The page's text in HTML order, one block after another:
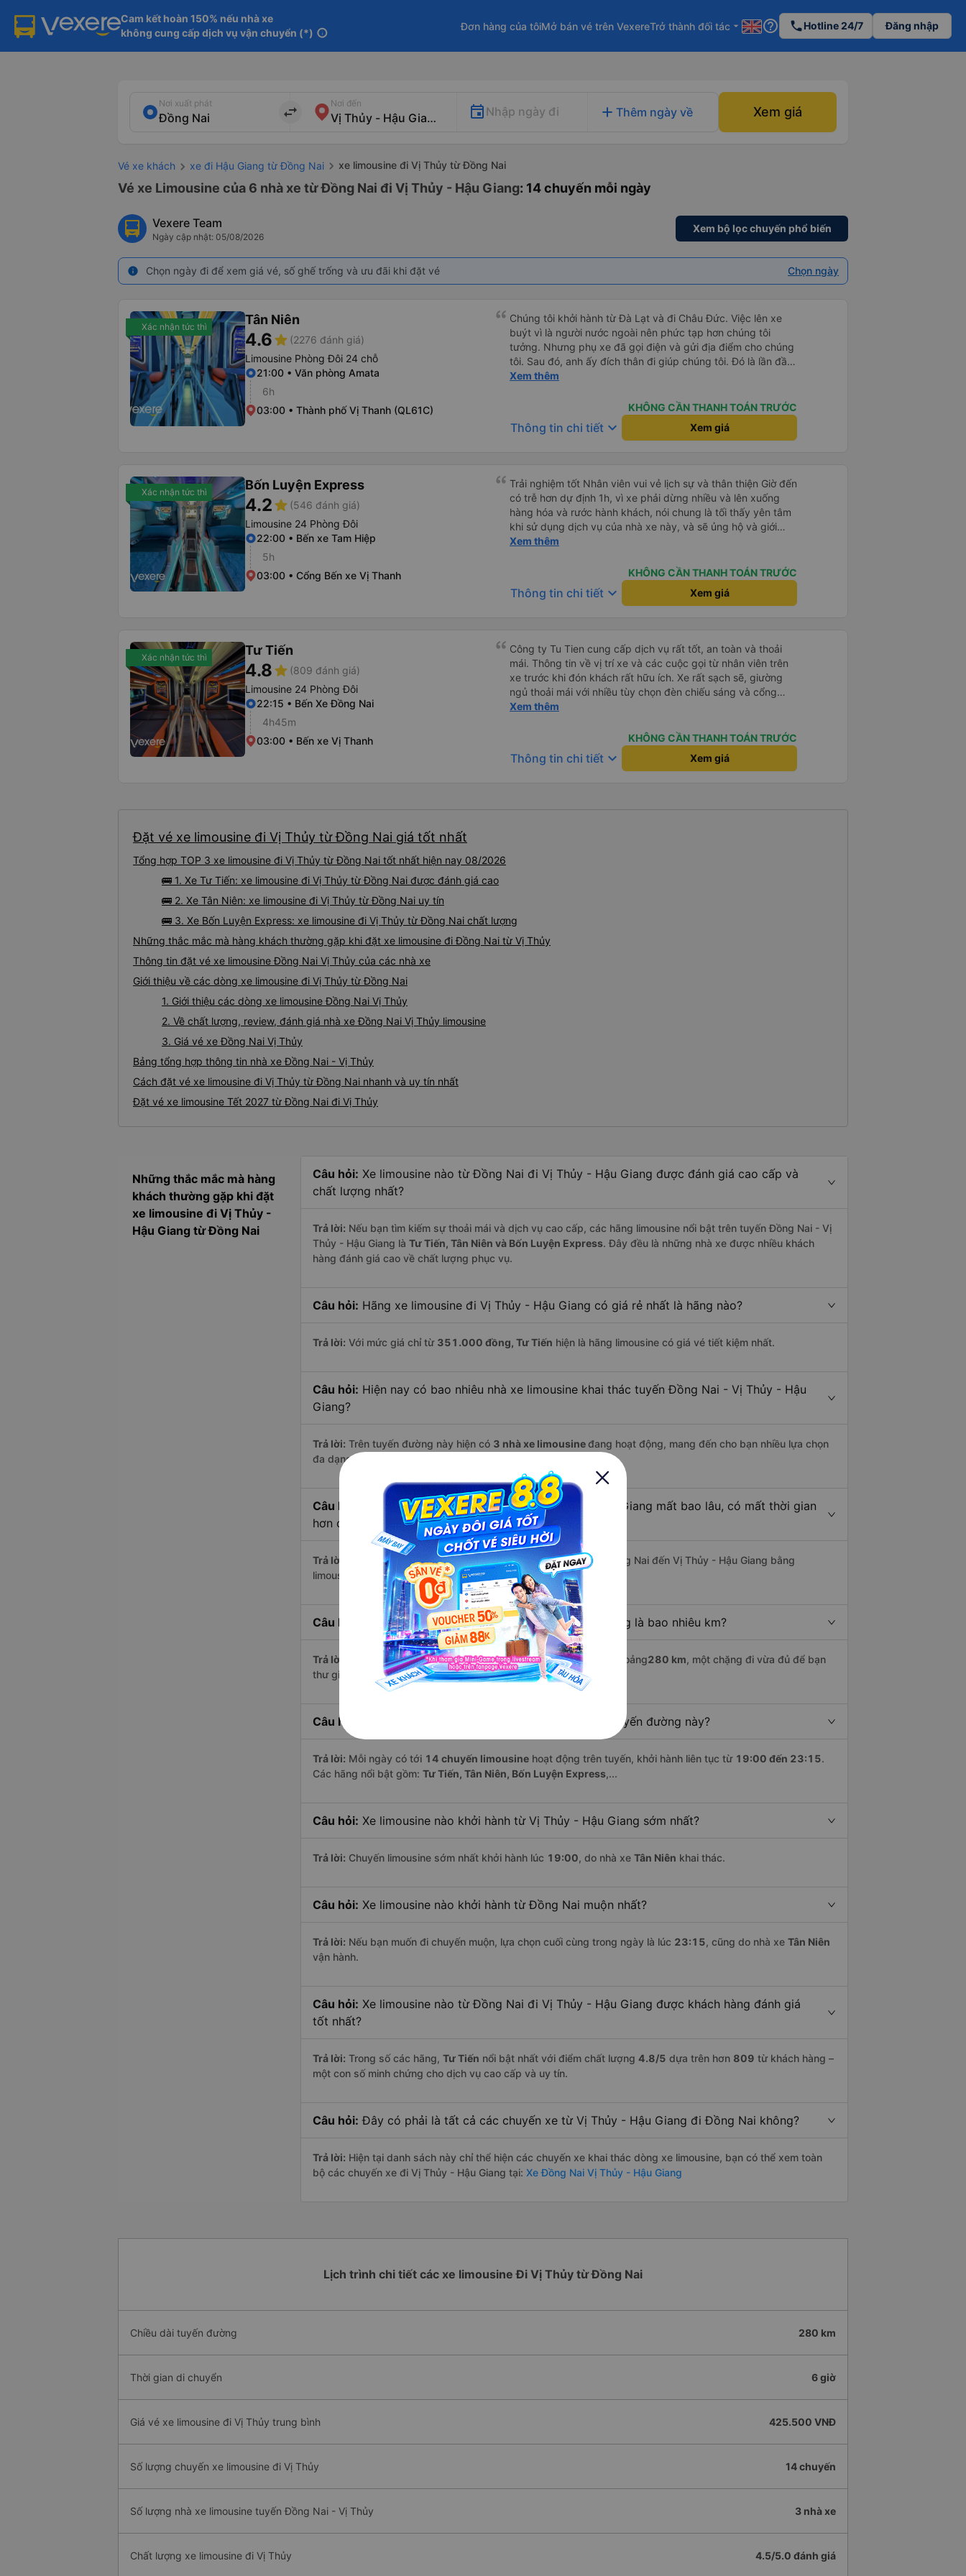
Cam kết hoàn 150% nếu nhà xe
không cung cấp dịch vụ vận chuyển (*) info
Đơn hàng của tôiMở bán vé trên VexereTrở thành đối tác arrow_drop_down help_outline phoneHotline 24/7 Đăng nhập
Nơi xuất phát
import_export
Nơi đến
Nhập ngày đi add Thêm ngày về Xem giá
Vé xe khách xe đi Hậu Giang từ Đồng Nai xe limousine đi Vị Thủy từ Đồng Nai
Vé xe Limousine của 6 nhà xe từ Đồng Nai đi Vị Thủy - Hậu Giang: 14 chuyến mỗi ngày
Vexere Team
Ngày cập nhật: 05/08/2026
Xem bộ lọc chuyến phổ biến
info Chọn ngày đi để xem giá vé, số ghế trống và ưu đãi khi đặt vé Chọn ngày
Xác nhận tức thì Tân Niên
4.6star (2276 đánh giá)
Limousine Phòng Đôi 24 chỗ
21:00 • Văn phòng Amata
6h
03:00 • Thành phố Vị Thanh (QL61C)
Chúng tôi khởi hành từ Đà Lạt và đi Châu Đức. Việc lên xe
buýt vì là người nước ngoài nên phức tạp hơn chúng tôi
tưởng. Nhưng phụ xe đã gọi điện và gửi địa điểm cho chúng
tôi. Sau đó, anh ấy đích thân đi giúp chúng tôi. Đó là lần đầu
tiên đi xe giường nằm với hai đứa trẻ nhỏ khá thú vị. Chúng
uống. Tôi rất ngạc nhiên khi xe dừng lại lúc nửa đêm ở Cần
Thơ và mọi người xuống xe ăn. Khi đến điểm dừng, họ đánh
thức chúng tôi dậy và đảm bảo chúng tôi đã sẵn sàng. Nhìn
Xem thêm
KHÔNG CẦN THANH TOÁN TRƯỚC
Thông tin chi tiết keyboard_arrow_down Xem giá
Xác nhận tức thì Bốn Luyện Express
4.2star (546 đánh giá)
Limousine 24 Phòng Đôi
22:00 • Bến xe Tam Hiệp
5h
03:00 • Cổng Bến xe Vị Thanh
Trải nghiệm tốt Nhân viên vui vẻ lịch sự và thân thiện Giờ đến
có trễ hơn dự định 1h, vì xe phải dừng nhiều và lên xuống
hàng hóa và rước hành khách, nói chung là tối thấy yên tâm
khi sử dụng dịch vụ của nhà xe này, và sẽ ủng hộ và giới
thiệu cho người thân sử dụng dịch vụ của nhà xe này
Xem thêm
KHÔNG CẦN THANH TOÁN TRƯỚC
Thông tin chi tiết keyboard_arrow_down Xem giá
Xác nhận tức thì Tư Tiến
4.8star (809 đánh giá)
Limousine 24 Phòng Đôi
22:15 • Bến Xe Đồng Nai
4h45m
03:00 • Bến xe Vị Thanh
Công ty Tu Tien cung cấp dịch vụ rất tốt, an toàn và thoải
mái. Thông tin về vị trí xe và các cuộc gọi từ nhân viên trên
xe trước khi đón khách rất hữu ích. Xe rất sạch sẽ, giường
ngủ thoải mái với nhiều tùy chọn đèn chiếu sáng và cổng
USB được đặt ở vị trí thuận tiện. Nhân viên rất lịch sự và xe
Xem thêm
KHÔNG CẦN THANH TOÁN TRƯỚC
Thông tin chi tiết keyboard_arrow_down Xem giá
Đặt vé xe limousine đi Vị Thủy từ Đồng Nai giá tốt nhất
Tổng hợp TOP 3 xe limousine đi Vị Thủy từ Đồng Nai tốt nhất hiện nay 08/2026
🚌 1. Xe Tư Tiến: xe limousine đi Vị Thủy từ Đồng Nai được đánh giá cao
🚌 2. Xe Tân Niên: xe limousine đi Vị Thủy từ Đồng Nai uy tín
🚌 3. Xe Bốn Luyện Express: xe limousine đi Vị Thủy từ Đồng Nai chất lượng
Những thắc mắc mà hàng khách thường gặp khi đặt xe limousine đi Đồng Nai từ Vị Thủy
Thông tin đặt vé xe limousine Đồng Nai Vị Thủy của các nhà xe
Giới thiệu về các dòng xe limousine đi Vị Thủy từ Đồng Nai
1. Giới thiệu các dòng xe limousine Đồng Nai Vị Thủy
2. Về chất lượng, review, đánh giá nhà xe Đồng Nai Vị Thủy limousine
3. Giá vé xe Đồng Nai Vị Thủy
Bảng tổng hợp thông tin nhà xe Đồng Nai - Vị Thủy
Cách đặt vé xe limousine đi Vị Thủy từ Đồng Nai nhanh và uy tín nhất
Đặt vé xe limousine Tết 2027 từ Đồng Nai đi Vị Thủy
Những thắc mắc mà hàng
khách thường gặp khi đặt
xe limousine đi Vị Thủy -
Hậu Giang từ Đồng Nai
Câu hỏi: Xe limousine nào từ Đồng Nai đi Vị Thủy - Hậu Giang được đánh giá cao cấp và
chất lượng nhất?
Trả lời: Nếu bạn tìm kiếm sự thoải mái và dịch vụ cao cấp, các hãng limousine nổi bật trên tuyến Đồng Nai - Vị
Thủy - Hậu Giang là Tư Tiến, Tân Niên và Bốn Luyện Express. Đây đều là những nhà xe được nhiều khách
hàng đánh giá cao về chất lượng phục vụ.
Câu hỏi: Hãng xe limousine đi Vị Thủy - Hậu Giang có giá rẻ nhất là hãng nào?
Trả lời: Với mức giá chỉ từ 351.000 đồng, Tư Tiến hiện là hãng limousine có giá vé tiết kiệm nhất.
Câu hỏi: Hiện nay có bao nhiêu nhà xe limousine khai thác tuyến Đồng Nai - Vị Thủy - Hậu
Giang?
Trả lời: Trên tuyến đường này hiện có 3 nhà xe limousineđang hoạt động, mang đến cho bạn nhiều lựa chọn
đa dạng về dịch vụ và mức giá.
Câu hỏi:
Đi xe limousine từ Đồng Nai đến Vị Thủy - Hậu Giang mất bao lâu, có mất thời gian
hơn các loại phương tiện khác hay không?
Trả lời: Trung bình, bạn chỉ mất khoảng6 giờ để di chuyển từ Đồng Nai đến Vị Thủy - Hậu Giang bằng
limousine, nếu giao thông thuận lợi.
Câu hỏi: Khoảng cách từ Đồng Nai đi Vị Thủy - Hậu Giang là bao nhiêu km?
Trả lời: Quãng đường từ Đồng Nai đến Vị Thủy - Hậu Giang dài khoảng280 km, một chặng đi vừa đủ để bạn
thư giãn trên xe limousine thoải mái.
Câu hỏi: Mỗi ngày có bao nhiêu chuyến limousine trên tuyến đường này?
Trả lời: Mỗi ngày có tới 14 chuyến limousine hoạt động trên tuyến, khởi hành liên tục từ 19:00 đến 23:15.
Các hãng nổi bật gồm: Tư Tiến, Tân Niên, Bốn Luyện Express,...
Câu hỏi: Xe limousine nào khởi hành từ Vị Thủy - Hậu Giang sớm nhất?
Trả lời: Chuyến limousine sớm nhất khởi hành lúc 19:00, do nhà xe Tân Niên khai thác.
Câu hỏi: Xe limousine nào khởi hành từ Đồng Nai muộn nhất?
Trả lời: Nếu bạn muốn đi chuyến muộn, lựa chọn cuối cùng trong ngày là lúc 23:15, cũng do nhà xe Tân Niên
vận hành.
Câu hỏi: Xe limousine nào từ Đồng Nai đi Vị Thủy - Hậu Giang được khách hàng đánh giá
tốt nhất?
Trả lời: Trong số các hãng, Tư Tiến nổi bật nhất với điểm chất lượng 4.8/5 dựa trên hơn 809 từ khách hàng –
một con số minh chứng cho dịch vụ cao cấp và uy tín.
Câu hỏi: Đây có phải là tất cả các chuyến xe từ Vị Thủy - Hậu Giang đi Đồng Nai không?
Trả lời: Hiện tại danh sách này chỉ thể hiện các chuyến xe khai thác dòng xe limousine, bạn có thể xem toàn
bộ các chuyến xe đi Vị Thủy - Hậu Giang tại: Xe Đồng Nai Vị Thủy - Hậu Giang
Lịch trình chi tiết các xe limousine Đi Vị Thủy từ Đồng Nai
Chiều dài tuyến đường 280 km
Thời gian di chuyển 6 giờ
Giá vé xe limousine đi Vị Thủy trung bình 425.500 VNĐ
Số lượng chuyến xe limousine đi Vị Thủy 14 chuyến
Số lượng nhà xe limousine tuyến Đồng Nai - Vị Thủy 3 nhà xe
Chất lượng xe limousine đi Vị Thủy 4.5/5.0 đánh giá